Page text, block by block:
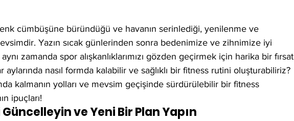
cümbüşüne büründüğü ve havanın serinlediği, yenilenme ve
Yazın sıcak günlerinden sonra bedenimize ve zihnimize iyi
zamanda spor alışkanlıklarımızı gözden geçirmek için harika bir fırsat
aylarında nasıl formda kalabilir ve sağlıklı bir fitness rutini oluşturabiliriz?
kalmanın yolları ve mevsim geçişinde sürdürülebilir bir fitness
ipuçları!
ve Yeni Bir Plan Yapın